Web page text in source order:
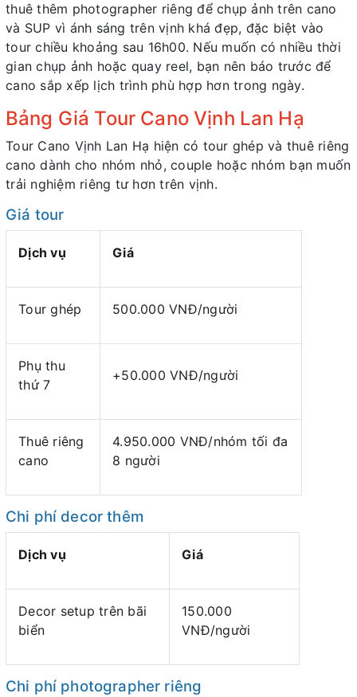
thuê thêm photographer riêng để chụp ảnh trên cano
và SUP vì ánh sáng trên vịnh khá đẹp, đặc biệt vào
tour chiều khoảng sau 16h00. Nếu muốn có nhiều thời
gian chụp ảnh hoặc quay reel, bạn nên báo trước để
cano sắp xếp lịch trình phù hợp hơn trong ngày.
Bảng Giá Tour Cano Vịnh Lan Hạ
Tour Cano Vịnh Lan Hạ hiện có tour ghép và thuê riêng
cano dành cho nhóm nhỏ, couple hoặc nhóm bạn muốn
trải nghiệm riêng tư hơn trên vịnh.
Giá tour
Dịch vụ Giá
Tour ghép 500.000 VNĐ/người
Phụ thu
thứ 7
+50.000 VNĐ/người
Thuê riêng
cano
4.950.000 VNĐ/nhóm tối đa
8 người
Chi phí decor thêm
Dịch vụ Giá
Decor setup trên bãi
biển
150.000
VNĐ/người
Chi phí photographer riêng